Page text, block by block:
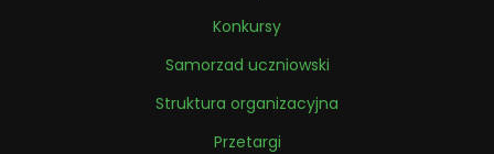
Konkursy
Samorzad uczniowski
Struktura organizacyjna
Przetargi